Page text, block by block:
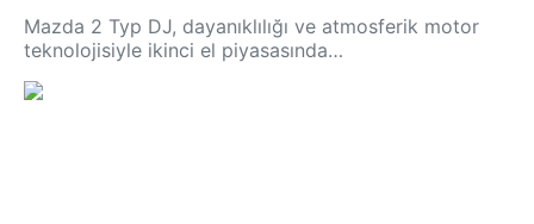
Mazda 2 Typ DJ, dayanıklılığı ve atmosferik motor
teknolojisiyle ikinci el piyasasında…